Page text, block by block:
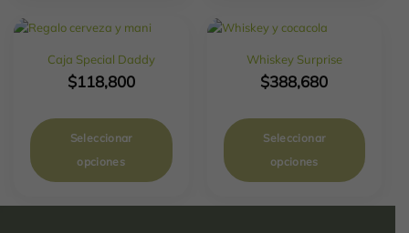
Caja Special Daddy
$118,800
Seleccionar
opciones
Whiskey Surprise
$388,680
Seleccionar
opciones